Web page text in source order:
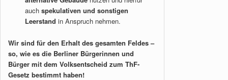
auch spekulativen und sonstigen
Leerstand in Anspruch nehmen.
Wir sind für den Erhalt des gesamten Feldes –
so, wie es die Berliner Bürgerinnen und
Bürger mit dem Volksentscheid zum ThF-
Gesetz bestimmt haben!